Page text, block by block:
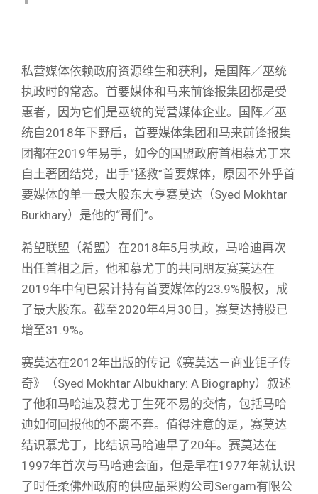
私营媒体依赖政府资源维生和获利，是国阵／巫统
执政时的常态。首要媒体和马来前锋报集团都是受
惠者，因为它们是巫统的党营媒体企业。国阵／巫
统自2018年下野后，首要媒体集团和马来前锋报集
团都在2019年易手，如今的国盟政府首相慕尤丁来
自土著团结党，出手“拯救”首要媒体，原因不外乎首
要媒体的单一最大股东大亨赛莫达（Syed Mokhtar
Burkhary）是他的“哥们”。
希望联盟（希盟）在2018年5月执政，马哈迪再次
出任首相之后，他和慕尤丁的共同朋友赛莫达在
2019年中旬已累计持有首要媒体的23.9%股权，成
了最大股东。截至2020年4月30日，赛莫达持股已
增至31.9%。
赛莫达在2012年出版的传记《赛莫达－商业钜子传
奇》（Syed Mokhtar Albukhary: A Biography）叙述
了他和马哈迪及慕尤丁生死不易的交情，包括马哈
迪如何回报他的不离不弃。值得注意的是，赛莫达
结识慕尤丁，比结识马哈迪早了20年。赛莫达在
1997年首次与马哈迪会面，但是早在1977年就认识
了时任柔佛州政府的供应品采购公司Sergam有限公